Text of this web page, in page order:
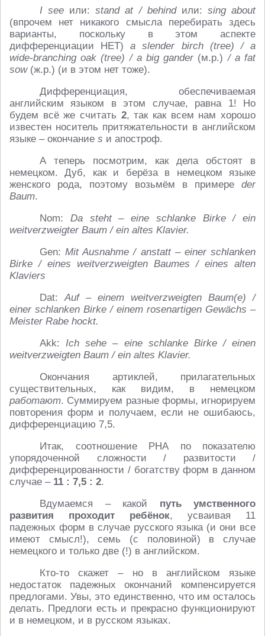
Isee или:standat / behindили: singabout
(впрочем нет никакого смысла перебирать здесь
варианты, поскольку в этом аспекте
дифференциации НЕТ)aslender birch (tree) /a
wide-branchingoak (tree) / abiggander (м.р.) / afat
sow(ж.р.) (и в этом нет тоже).
Дифференциация, обеспечиваемая
английским языком в этом случае, равна 1! Но
будем всё же считать 2, так как всем нам хорошо
известен носитель притяжательности в английском
языке – окончание s и апостроф.
А теперь посмотрим, как дела обстоят в
немецком. Дуб, как и берёза в немецком языке
женского рода, поэтому возьмём в примере der
Baum.
Nom: Da steht – eine schlanke Birke / ein
weitverzweigter Baum / ein altes Klavier.
Gen:Mit Ausnahme / anstatt – einer schlanken
Birke / eines weitverzweigten Baumes / eines alten
Klaviers
Dat:Auf – einem weitverzweigten Baum(e) /
einer schlanken Birke / einem rosenartigen Gewächs –
Meister Rabe hockt.
Akk:Ich sehe – eine schlanke Birke / einen
weitverzweigten Baum / ein altes Klavier.
Окончания артиклей, прилагательных
существительных, как видим, в немецком
работают. Суммируем разные формы, игнорируем
повторения форм и получаем, если не ошибаюсь,
дифференциацию 7,5.
Итак, соотношение РНА по показателю
упорядоченной сложности / развитости /
дифференцированности / богатству форм в данном
случае – 11 : 7,5 : 2.
Вдумаемся – какой путь умственного
развития проходит ребёнок, усваивая 11
падежных форм в случае русского языка (и они все
имеют смысл!), семь (с половиной) в случае
немецкого и только две (!) в английском.
Кто-то скажет – но в английском языке
недостаток падежных окончаний компенсируется
предлогами. Увы, это единственно, что им осталось
делать. Предлоги есть и прекрасно функционируют
и в немецком, и в русском языках.